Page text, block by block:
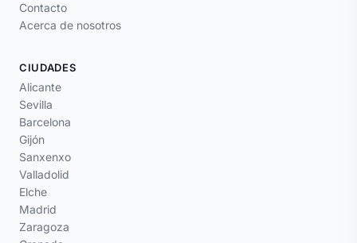
Contacto
Acerca de nosotros
CIUDADES
Alicante
Sevilla
Barcelona
Gijón
Sanxenxo
Valladolid
Elche
Madrid
Zaragoza